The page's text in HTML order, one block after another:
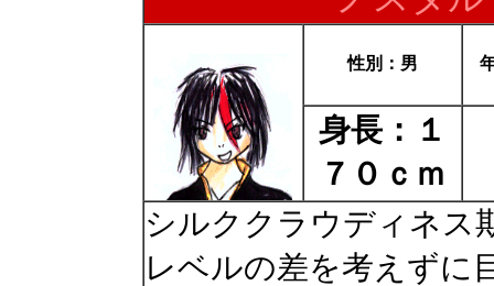
性別：男
身長：１
７０ｃｍ
シルククラウディネス
レベルの差を考えずに